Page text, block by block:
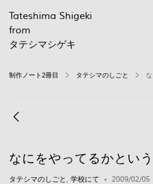
Tateshima Shigeki
from
タテシマシゲキ
制作ノート2冊目 タテシマのしごと
なにをやってるかとい
タテシマのしごと, 学校にて 2009/02/05